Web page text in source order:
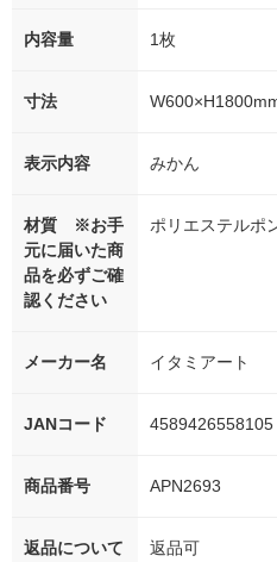
内容量 1枚
寸法
表示内容 みかん
材質 ※お手
元に届いた商
品を必ずご確
認ください
ポリエステルポ
メーカー名 イタミアート
JANコード 4589426558105
商品番号 APN2693
返品について
返品可